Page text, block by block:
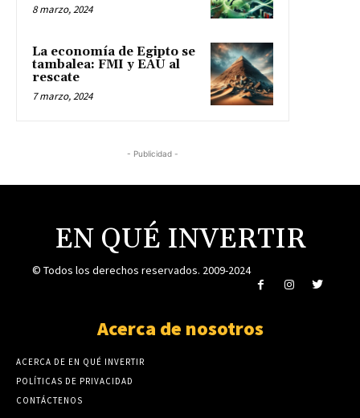
8 marzo, 2024
La economía de Egipto se
tambalea: FMI y EAU al
rescate
7 marzo, 2024
- Publicidad -
EN QUÉ INVERTIR
© Todos los derechos reservados. 2009-2024
Acerca de nosotros
ACERCA DE EN QUÉ INVERTIR
POLÍTICAS DE PRIVACIDAD
CONTÁCTENOS